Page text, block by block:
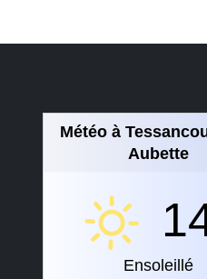
Météo à
Aubette
Ensoleillé